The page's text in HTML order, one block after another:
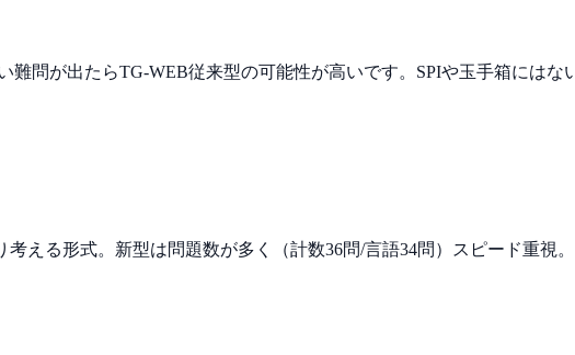
問が出たらTG-WEB従来型の可能性が高いです。SPIや玉手箱にはな
える形式。新型は問題数が多く（計数36問/言語34問）スピード重視